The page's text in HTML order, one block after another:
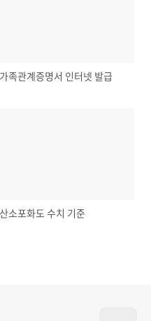
가족관계증명서 인터넷 발급
산소포화도 수치 기준